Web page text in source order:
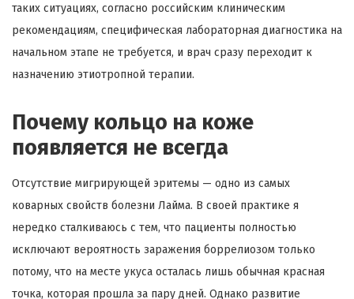
таких ситуациях, согласно российским клиническим
рекомендациям, специфическая лабораторная диагностика на
начальном этапе не требуется, и врач сразу переходит к
назначению этиотропной терапии.
Почему кольцо на коже
появляется не всегда
Отсутствие мигрирующей эритемы — одно из самых
коварных свойств болезни Лайма. В своей практике я
нередко сталкиваюсь с тем, что пациенты полностью
исключают вероятность заражения боррелиозом только
потому, что на месте укуса осталась лишь обычная красная
точка, которая прошла за пару дней. Однако развитие